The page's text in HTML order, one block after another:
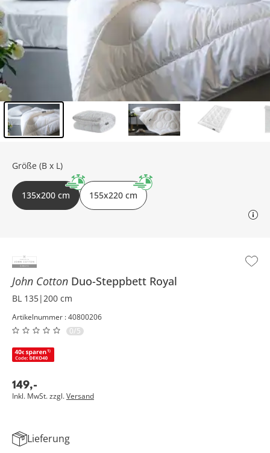
John Cotton Duo-Steppbett Royal
BL 135|200 cm
Artikelnummer : 40800206
0/5
149,-
Inkl. MwSt. zzgl.Versand
Größe (B x L)
135x200 cm 155x220 cm
Lieferung